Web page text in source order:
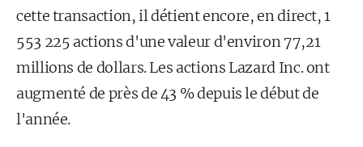
cette transaction, il détient encore, en direct, 1
553 225 actions d'une valeur d'environ 77,21
millions de dollars. Les actions Lazard Inc. ont
augmenté de près de 43 % depuis le début de
l'année.